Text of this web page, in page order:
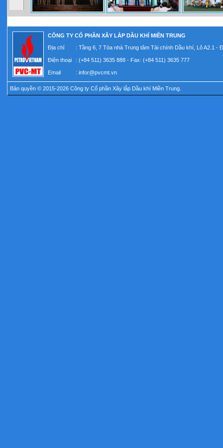
CÔNG TY CỔ PHẦN XÂY LẮP DẦU KHÍ MIỀN TRUNG
Địa chỉ
: Tầng 6, 7 Tòa nhà Trung tâm Tài chính Dầu khí, Lô A2.1
Điện thoại : (+84 511) 3635 888 - Fax: (+84 511) 3635 777
Email : infor@pvcmt.vn
Bản quyền © 2015-2026 Công ty Cổ phần Xây lắp Dầu khí Miền Trung.